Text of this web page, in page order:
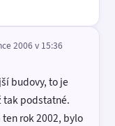
2006 v 15:36
budovy, to je
tak podstatné.
rok 2002, bylo